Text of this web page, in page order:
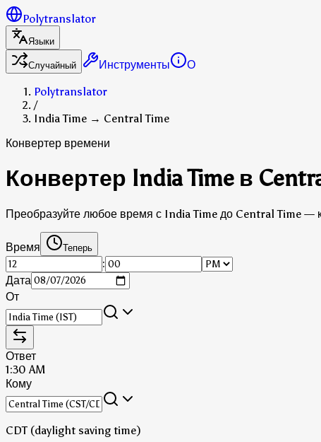
Polytranslator
Языки
Случайный
Инструменты
О
Polytranslator
/
India Time → Central Time
Конвертер времени
Конвертер India Time в
Преобразуйте любое время с India Time до Central Time —
Время Теперь
:
Дата
От
Ответ
1:30 AM
Кому
CDT (daylight saving time)